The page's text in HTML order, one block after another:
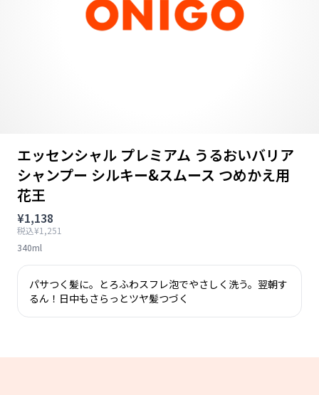
エッセンシャル プレミアム うるおいバリア
シャンプー シルキー&スムース つめかえ用
花王
¥1,138
税込¥1,251
340ml
パサつく髪に。とろふわスフレ泡でやさしく洗う。翌朝す
るん！日中もさらっとツヤ髪つづく